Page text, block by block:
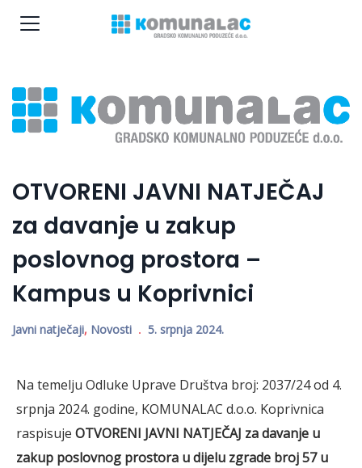
OTVORENI JAVNI NATJEČAJ
za davanje u zakup
poslovnog prostora –
Kampus u Koprivnici
Javni natječaji, Novosti 5. srpnja 2024.
Na temelju Odluke Uprave Društva broj: 2037/24 od 4.
srpnja 2024. godine, KOMUNALAC d.o.o. Koprivnica
raspisuje OTVORENI JAVNI NATJEČAJ za davanje u
zakup poslovnog prostora u dijelu zgrade broj 57 u